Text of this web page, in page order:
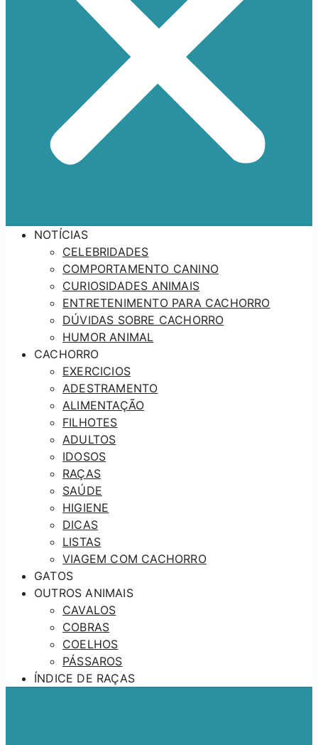
NOTÍCIAS
CELEBRIDADES
COMPORTAMENTO CANINO
CURIOSIDADES ANIMAIS
ENTRETENIMENTO PARA CACHORRO
DÚVIDAS SOBRE CACHORRO
HUMOR ANIMAL
CACHORRO
EXERCICIOS
ADESTRAMENTO
ALIMENTAÇÃO
FILHOTES
ADULTOS
IDOSOS
RAÇAS
SAÚDE
HIGIENE
DICAS
LISTAS
VIAGEM COM CACHORRO
GATOS
OUTROS ANIMAIS
CAVALOS
COBRAS
COELHOS
PÁSSAROS
ÍNDICE DE RAÇAS